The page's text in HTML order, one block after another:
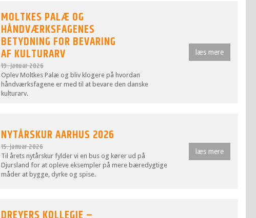
MOLTKES PALÆ OG
HÅNDVÆRKSFAGENES
BETYDNING FOR BEVARING
AF KULTURARV
19. januar 2026
Oplev Moltkes Palæ og bliv klogere på hvordan
håndværksfagene er med til at bevare den danske
kulturarv.
læs mere
NYTÅRSKUR AARHUS 2026
15. januar 2026
Til årets nytårskur fylder vi en bus og kører ud på
Djursland for at opleve eksempler på mere bæredygtige
måder at bygge, dyrke og spise.
læs mere